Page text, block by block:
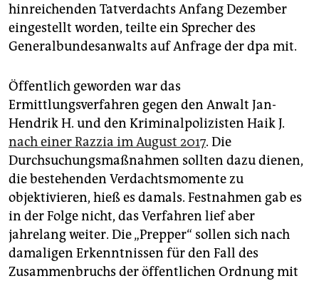
epaper login
hinreichenden Tatverdachts Anfang Dezember
eingestellt worden, teilte ein Sprecher des
Generalbundesanwalts auf Anfrage der dpa mit.
Öffentlich geworden war das
Ermittlungsverfahren gegen den Anwalt Jan-
Hendrik H. und den Kriminalpolizisten Haik J.
nach einer Razzia im August 2017. Die
Durchsuchungsmaßnahmen sollten dazu dienen,
die bestehenden Verdachtsmomente zu
objektivieren, hieß es damals. Festnahmen gab es
in der Folge nicht, das Verfahren lief aber
jahrelang weiter. Die „Prepper“ sollen sich nach
damaligen Erkenntnissen für den Fall des
Zusammenbruchs der öffentlichen Ordnung mit